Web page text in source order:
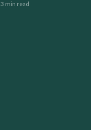
3 min read